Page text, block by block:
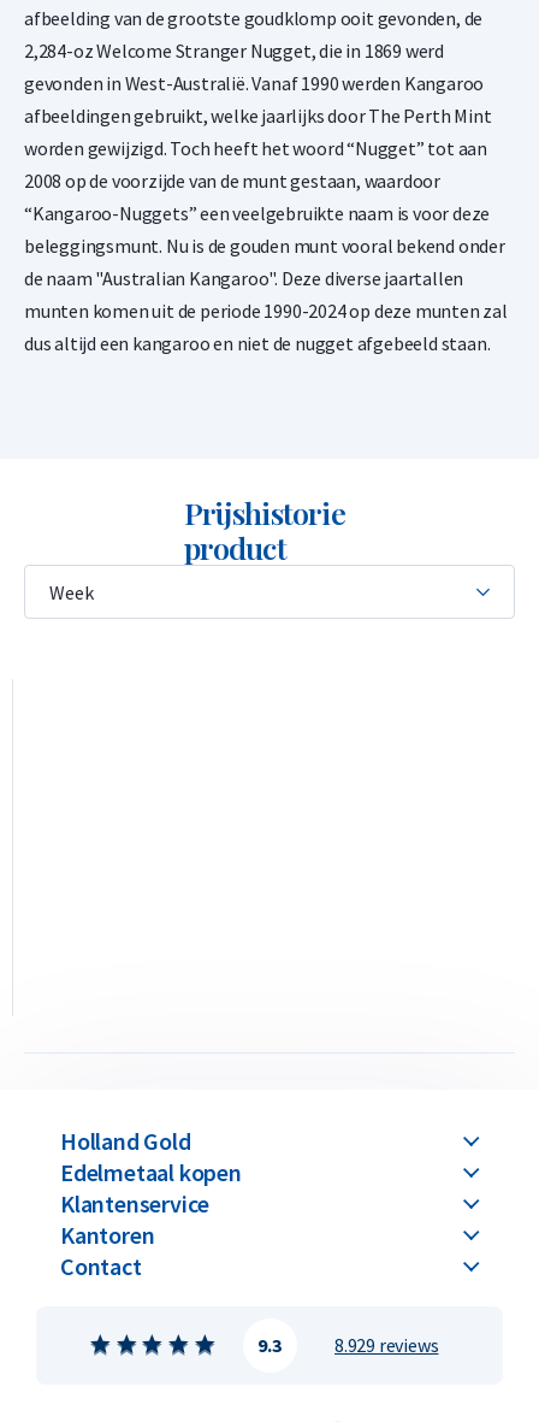
afbeelding van de grootste goudklomp ooit gevonden, de
2,284-oz Welcome Stranger Nugget, die in 1869 werd
gevonden in West-Australië. Vanaf 1990 werden Kangaroo
afbeeldingen gebruikt, welke jaarlijks door The Perth Mint
worden gewijzigd. Toch heeft het woord “Nugget” tot aan
2008 op de voorzijde van de munt gestaan, waardoor
“Kangaroo-Nuggets” een veelgebruikte naam is voor deze
beleggingsmunt. Nu is de gouden munt vooral bekend onder
de naam "Australian Kangaroo". Deze diverse jaartallen
munten komen uit de periode 1990-2024 op deze munten zal
dus altijd een kangaroo en niet de nugget afgebeeld staan.
Prijshistorie
product
Holland Gold
Edelmetaal kopen
Klantenservice
Kantoren
Contact
8.929 reviews
9.3